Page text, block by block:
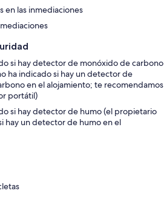
en las inmediaciones
si hay detector de monóxido de carbono
ha indicado si hay un detector de
en el alojamiento; te recomendamos
portátil)
si hay detector de humo (el propietario
hay un detector de humo en el